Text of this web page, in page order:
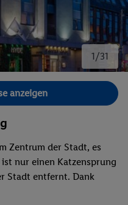
1/31
anzeigen
Zentrum der Stadt, es
nur einen Katzensprung
Stadt entfernt. Dank
Galways viele